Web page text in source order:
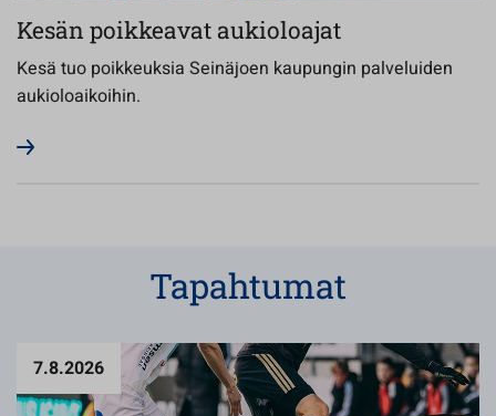
Kesän poikkeavat aukioloajat
Kesä tuo poikkeuksia Seinäjoen kaupungin palveluiden
aukioloaikoihin.
Tapahtumat
7.8.2026